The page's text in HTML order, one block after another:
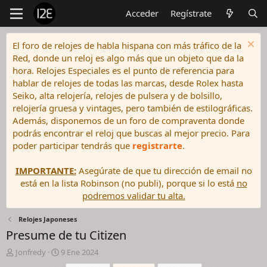
Acceder Regístrate
El foro de relojes de habla hispana con más tráfico de la
Red, donde un reloj es algo más que un objeto que da la
hora. Relojes Especiales es el punto de referencia para
hablar de relojes de todas las marcas, desde Rolex hasta
Seiko, alta relojería, relojes de pulsera y de bolsillo,
relojería gruesa y vintages, pero también de estilográficas.
Además, disponemos de un foro de compraventa donde
podrás encontrar el reloj que buscas al mejor precio. Para
poder participar tendrás que registrarte.
IMPORTANTE:Asegúrate de que tu dirección de email no
está en la lista Robinson (no publi), porque si lo está no
podremos validar tu alta.
Relojes Japoneses
Presume de tu Citizen
IJonfredy
F
9 Ene 2024